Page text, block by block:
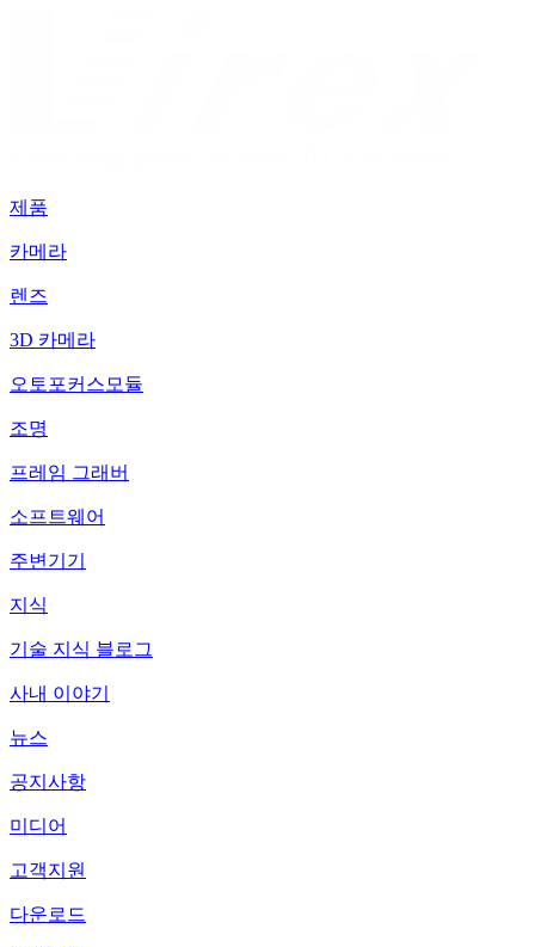
제품
카메라
렌즈
3D 카메라
오토포커스모듈
조명
프레임 그래버
소프트웨어
주변기기
지식
기술 지식 블로그
사내 이야기
뉴스
공지사항
미디어
고객지원
다운로드